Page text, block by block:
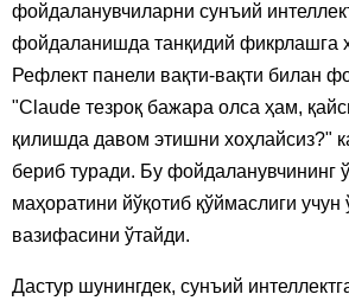
фойдаланувчиларни сунъий
фойдаланишда танқидий фикрлашга
Рефлект панели вақти-вақти билан
"Claude тезроқ бажара олса ҳам,
қилишда давом этишни хоҳлайсиз?"
бериб туради. Бу фойдаланувчининг
маҳоратини йўқотиб қўймаслиги учун
вазифасини ўтайди.
Дастур шунингдек, сунъий